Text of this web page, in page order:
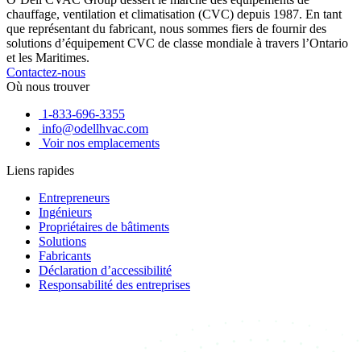
chauffage, ventilation et climatisation (CVC) depuis 1987. En tant
que représentant du fabricant, nous sommes fiers de fournir des
solutions d’équipement CVC de classe mondiale à travers l’Ontario
et les Maritimes.
Contactez-nous
Où nous trouver
1-833-696-3355
info@odellhvac.com
Voir nos emplacements
Liens rapides
Entrepreneurs
Ingénieurs
Propriétaires de bâtiments
Solutions
Fabricants
Déclaration d’accessibilité
Responsabilité des entreprises